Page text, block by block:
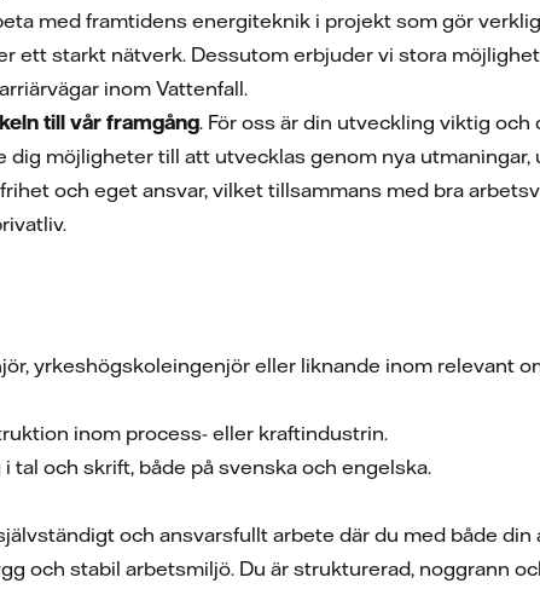
med framtidens energiteknik i projekt som gör
ett starkt nätverk. Dessutom erbjuder vi stora
inom Vattenfall.
till vår framgång. För oss är din utveckling viktig
dig möjligheter till att utvecklas genom nya
och eget ansvar, vilket tillsammans med bra
yrkeshögskoleingenjör eller liknande inom relevant
inom process- eller kraftindustrin.
tal och skrift, både på svenska och engelska.
och ansvarsfullt arbete där du med både
och stabil arbetsmiljö. Du är strukturerad, noggrann